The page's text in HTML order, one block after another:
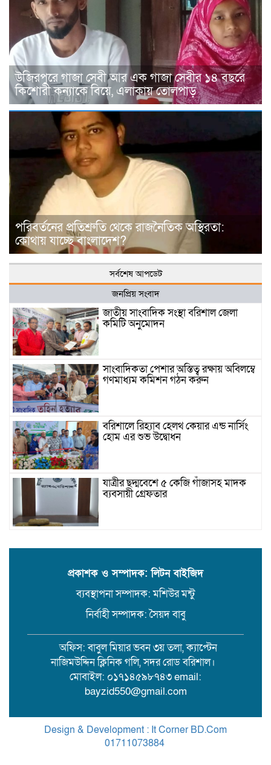
উজিরপুরে গাজা সেবী আর এক গাজা সেবীর ১৪ বছরে
কিশোরী কন্যাকে বিয়ে, এলাকায় তোলপাড়
পরিবর্তনের প্রতিশ্রুতি থেকে রাজনৈতিক অস্থিরতা:
কোথায় যাচ্ছে বাংলাদেশ?
সর্বশেষ আপডেট
জনপ্রিয় সংবাদ
জাতীয় সাংবাদিক সংস্থা বরিশাল জেলা
কমিটি অনুমোদন
সাংবাদিকতা পেশার অস্তিত্ব রক্ষায় অবিলম্বে
গণমাধ্যম কমিশন গঠন করুন
বরিশালে রিহ্যাব হেলথ কেয়ার এন্ড নার্সিং
হোম এর শুভ উদ্বোধন
যাত্রীর ছদ্মবেশে ৫ কেজি গাঁজাসহ মাদক
ব্যবসায়ী গ্রেফতার
সেবীর ১৪ বছরে কিশোরী কন্যাকে বিয়ে,
বরিশাল সংস্কৃতিকেন্দ্রের ৩৬ জুলাই
সেমিনার
পরিবর্তনের প্রতিশ্রুতি থেকে রাজনৈতিক
অস্থিরতা: কোথায় যাচ্ছে বাংলাদেশ?
ওপর হামলা, জেলা সাংবাদিক ইউনিয়নের
নিন্দা
প্রকাশক ও সম্পাদক: লিটন বাইজিদ
ব্যবস্থাপনা সম্পাদক: মশিউর মন্টু
নির্বাহী সম্পাদক: সৈয়দ বাবু
অফিস: বাবুল মিয়ার ভবন ৩য় তলা, ক্যাপ্টেন
নাজিমউদ্দিন ক্লিনিক গলি, সদর রোড বরিশাল।
মোবাইল: ০১৭১৪৫৯৮৭৪৩ email:
bayzid550@gmail.com
Design & Development : It Corner BD.Com
01711073884